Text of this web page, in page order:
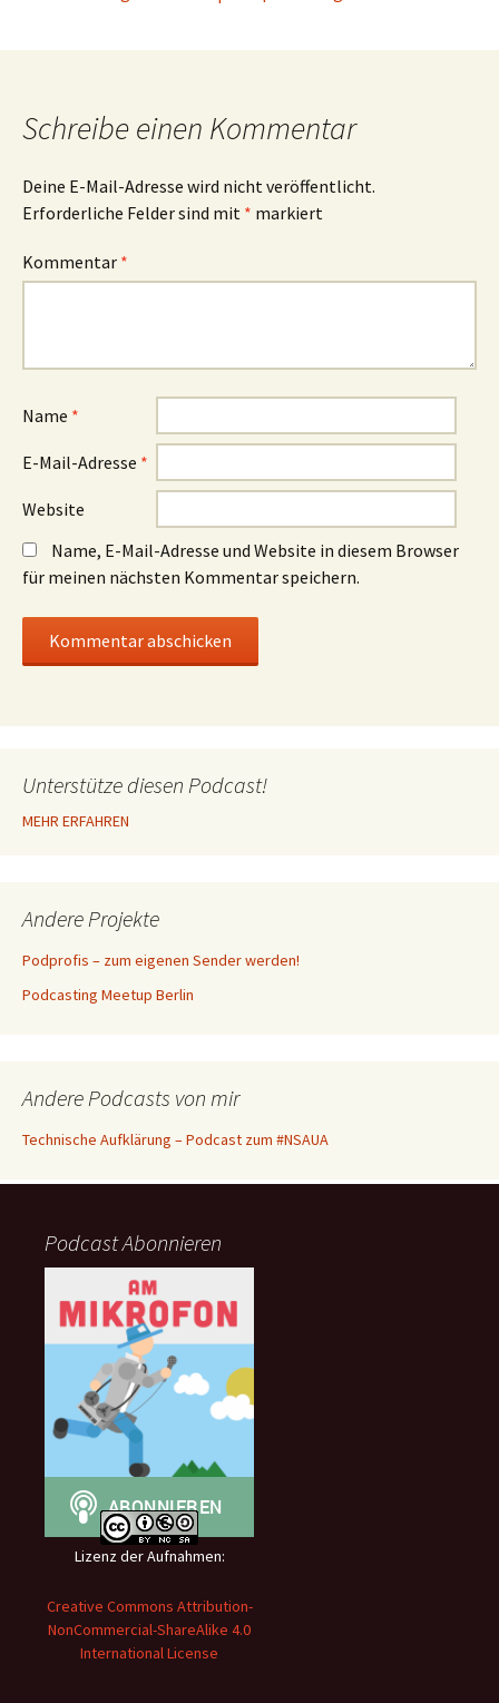
Schreibe einen Kommentar
Deine E-Mail-Adresse wird nicht veröffentlicht.
Erforderliche Felder sind mit * markiert
Kommentar *
Name *
E-Mail-Adresse *
Website
Name, E-Mail-Adresse und Website in diesem Browser
für meinen nächsten Kommentar speichern.
Unterstütze diesen Podcast!
MEHR ERFAHREN
Andere Projekte
Podprofis – zum eigenen Sender werden!
Podcasting Meetup Berlin
Andere Podcasts von mir
Technische Aufklärung – Podcast zum #NSAUA
Podcast Abonnieren
Lizenz der Aufnahmen:
Creative Commons Attribution-
NonCommercial-ShareAlike 4.0
International License